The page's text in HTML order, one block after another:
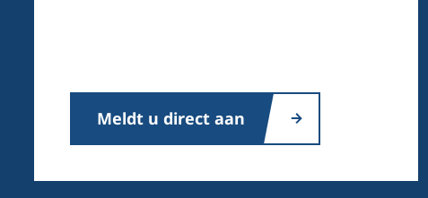
Meldt u direct aan